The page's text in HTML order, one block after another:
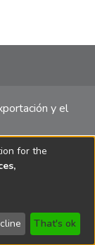
y el
Calle Uno
Isidro -
for the
That's ok